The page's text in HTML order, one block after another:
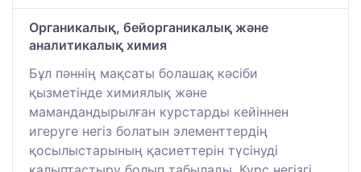
Органикалық, бейорганикалық және
аналитикалық химия
Бұл пәннің мақсаты болашақ кәсіби
қызметінде химиялық және
мамандандырылған курстарды кейіннен
игеруге негіз болатын элементтердің
қосылыстарының қасиеттерін түсінуді